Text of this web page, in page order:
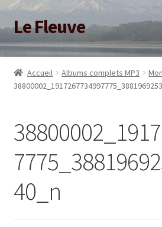
Aller
à
la
navigation
Aller
au
contenu
Le Fleuve
Accueil
Blog
Mon compte
Accueil Albums complets MP3
40_n